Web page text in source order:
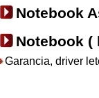
Notebook
Notebook (
Garancia, driver